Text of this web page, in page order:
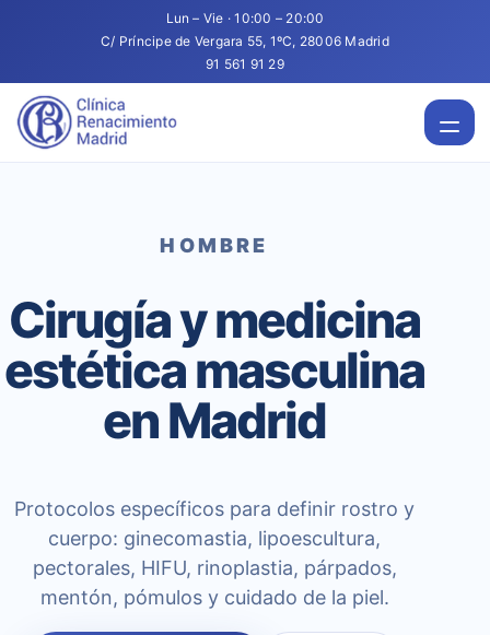
Lun – Vie · 10:00 – 20:00
C/ Príncipe de Vergara 55, 1ºC, 28006 Madrid
91 561 91 29
HOMBRE
Cirugía y medicina
estética masculina
en Madrid
Protocolos específicos para definir rostro y
cuerpo: ginecomastia, lipoescultura,
pectorales, HIFU, rinoplastia, párpados,
mentón, pómulos y cuidado de la piel.